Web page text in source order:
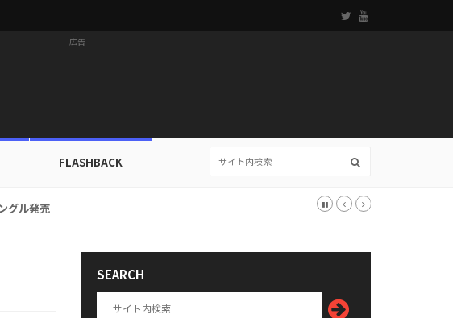
広告
FLASHBACK
SEARCH